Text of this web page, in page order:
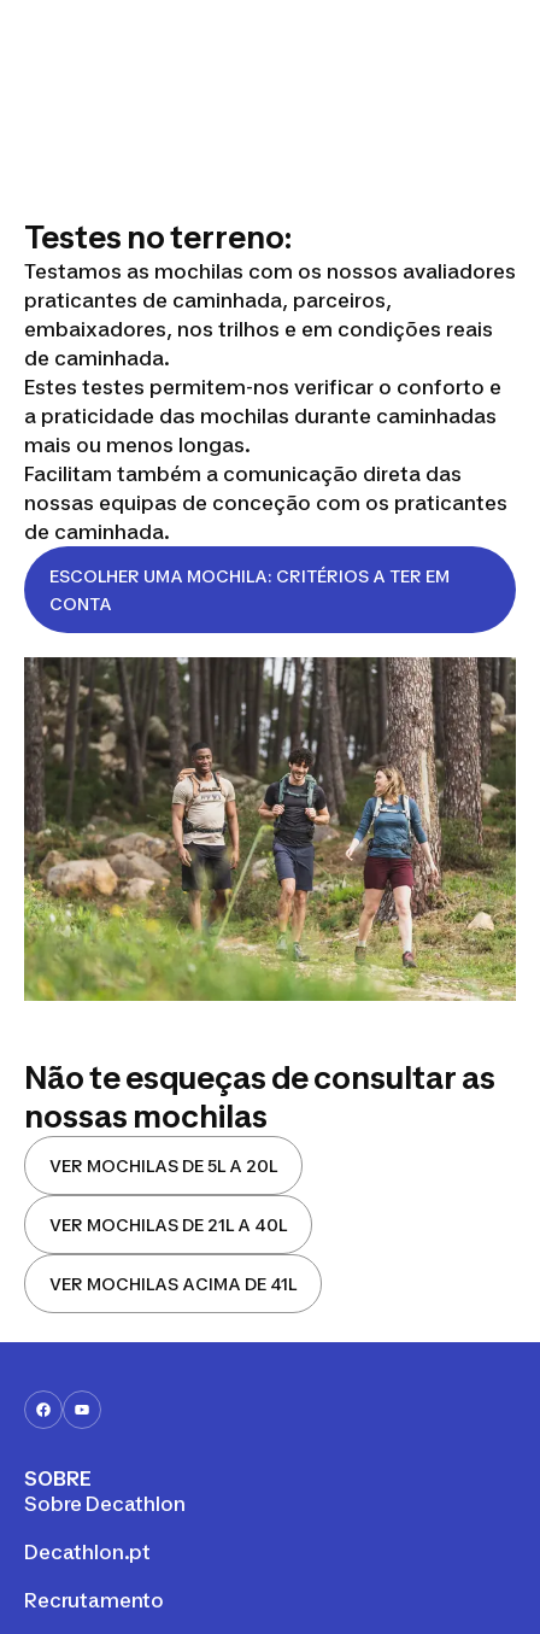
Testes no terreno:
Testamos as mochilas com os nossos avaliadores
praticantes de caminhada, parceiros,
embaixadores, nos trilhos e em condições reais
de caminhada.
Estes testes permitem-nos verificar o conforto e
a praticidade das mochilas durante caminhadas
mais ou menos longas.
Facilitam também a comunicação direta das
nossas equipas de conceção com os praticantes
de caminhada.
ESCOLHER UMA MOCHILA: CRITÉRIOS A TER EM
CONTA
Não te esqueças de consultar as
nossas mochilas
VER MOCHILAS DE 5L A 20L
VER MOCHILAS DE 21L A 40L
VER MOCHILAS ACIMA DE 41L
SOBRE
Sobre Decathlon
Decathlon.pt
Recrutamento